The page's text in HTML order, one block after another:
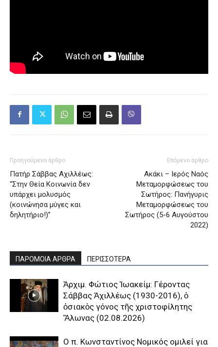
Προηγούμενο άρθρο
Πατήρ Σάββας Αχιλλέως:
“Στην Θεία Κοινωνία δεν
υπάρχει μολυσμός
(κοινώνησα μύγες και
δηλητήριο!)”
Επόμενο άρθρο
Ακάκι – Ιερός Ναός
Μεταμορφώσεως του
Σωτήρος: Πανήγυρις
Μεταμορφώσεως του
Σωτήρος (5-6 Αυγούστου
2022)
ΠΑΡΟΜΟΙΑ ΑΡΘΡΑ ΠΕΡΙΣΣΟΤΕΡΑ
Ἀρχιμ. Φώτιος Ἰωακείμ: Γέροντας
Σάββας Ἀχιλλέως (1930-2016), ὁ
ὁσιακὸς γόνος τῆς χριστοφίλητης
Ἅλωνας (02.08.2026)
Ο π. Κωνσταντίνος Νομικός ομιλεί για